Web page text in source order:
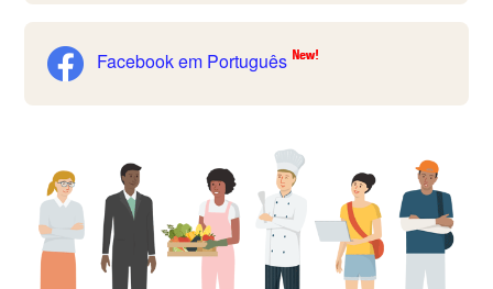
Facebook em Português